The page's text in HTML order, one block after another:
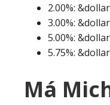
2.00%:
3.00%:
5.00%:
5.75%:
Má